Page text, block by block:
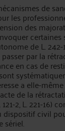
de
les
des
de L. 242-
par la
en cas de
a elle-
de la
2, L. 221-16)
civil
sériel.